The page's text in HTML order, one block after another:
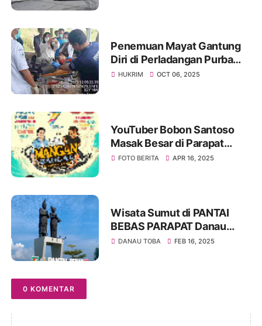
Penemuan Mayat Gantung
Diri di Perladangan Purba
Tongah
HUKRIM OCT 06, 2025
YouTuber Bobon Santoso
Masak Besar di Parapat
dalam Rangka Memeriahkan
FOTO BERITA APR 16, 2025
Wisata Sumut di PANTAI
BEBAS PARAPAT Danau
Toba Simalungun
DANAU TOBA FEB 16, 2025
0 KOMENTAR